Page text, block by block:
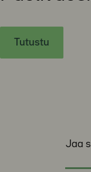
Tutustu
Jaa